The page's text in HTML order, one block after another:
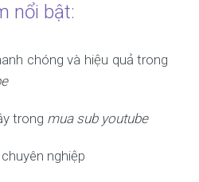
nổi bật:
chóng và hiệu quả trong
trong mua sub youtube
nghiệp